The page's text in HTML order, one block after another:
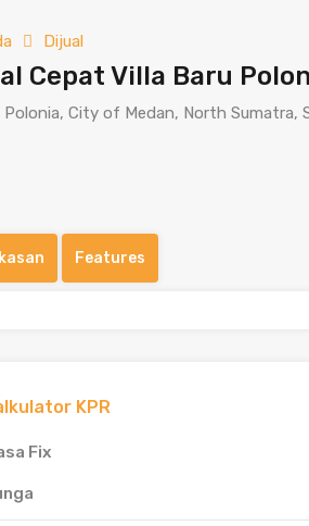
Dijual
Cepat Villa Baru
Polonia, City of Medan, North Sumatra,
Features
KPR
Fix